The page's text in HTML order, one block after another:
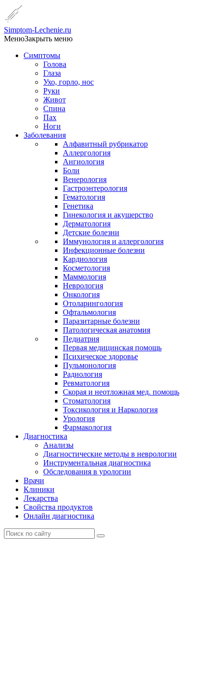
Simptom-Lechenie.ru
МенюЗакрыть меню
Симптомы
Голова
Глаза
Ухо, горло, нос
Руки
Живот
Спина
Пах
Ноги
Заболевания
Алфавитный рубрикатор
Аллергология
Ангиология
Боли
Венерология
Гастроэнтерология
Гематология
Генетика
Гинекология и акушерство
Дерматология
Детские болезни
Иммунология и аллергология
Инфекционные болезни
Кардиология
Косметология
Маммология
Неврология
Онкология
Отоларингология
Офтальмология
Паразитарные болезни
Патологическая анатомия
Педиатрия
Первая медицинская помощь
Психическое здоровье
Пульмонология
Радиология
Ревматология
Скорая и неотложная мед. помощь
Стоматология
Токсикология и Наркология
Урология
Фармакология
Диагностика
Анализы
Диагностические методы в неврологии
Инструментальная диагностика
Обследования в урологии
Врачи
Клиники
Лекарства
Свойства продуктов
Онлайн диагностика